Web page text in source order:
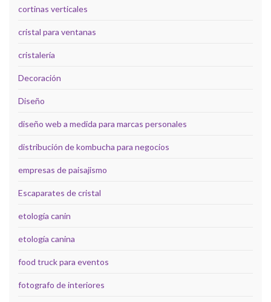
cortinas verticales
cristal para ventanas
cristalería
Decoración
Diseño
diseño web a medida para marcas personales
distribución de kombucha para negocios
empresas de paisajismo
Escaparates de cristal
etología canin
etología canina
food truck para eventos
fotografo de interiores